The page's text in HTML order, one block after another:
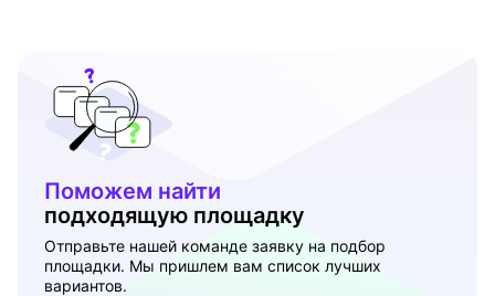
Поможем найти
подходящую площадку
Отправьте нашей команде заявку на подбор
площадки. Мы пришлем вам список лучших
вариантов.